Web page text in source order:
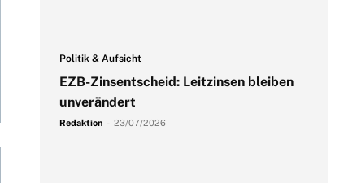
Politik & Aufsicht
EZB-Zinsentscheid: Leitzinsen bleiben
unverändert
Redaktion 23/07/2026